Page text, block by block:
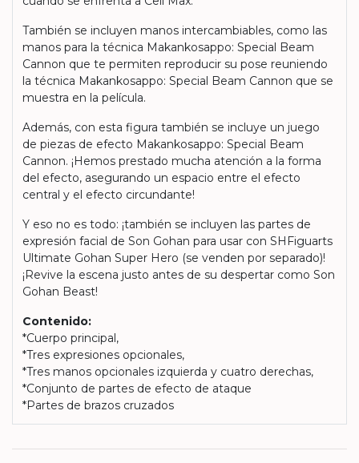
También se incluyen manos intercambiables, como las
manos para la técnica Makankosappo: Special Beam
Cannon que te permiten reproducir su pose reuniendo
la técnica Makankosappo: Special Beam Cannon que se
muestra en la película.
Además, con esta figura también se incluye un juego
de piezas de efecto Makankosappo: Special Beam
Cannon. ¡Hemos prestado mucha atención a la forma
del efecto, asegurando un espacio entre el efecto
central y el efecto circundante!
Y eso no es todo: ¡también se incluyen las partes de
expresión facial de Son Gohan para usar con SHFiguarts
Ultimate Gohan Super Hero (se venden por separado)!
¡Revive la escena justo antes de su despertar como Son
Gohan Beast!
Contenido:
*Cuerpo principal,
*Tres expresiones opcionales,
*Tres manos opcionales izquierda y cuatro derechas,
*Conjunto de partes de efecto de ataque
*Partes de brazos cruzados